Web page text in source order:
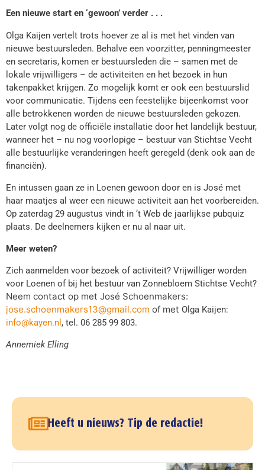
Een nieuwe start en ‘gewoon’ verder . . .
Olga Kaijen vertelt trots hoever ze al is met het vinden van
nieuwe bestuursleden. Behalve een voorzitter, penningmeester
en secretaris, komen er bestuursleden die – samen met de
lokale vrijwilligers – de activiteiten en het bezoek in hun
takenpakket krijgen. Zo mogelijk komt er ook een bestuurslid
voor communicatie. Tijdens een feestelijke bijeenkomst voor
alle betrokkenen worden de nieuwe bestuursleden gekozen.
Later volgt nog de officiële installatie door het landelijk bestuur,
wanneer het – nu nog voorlopige – bestuur van Stichtse Vecht
alle bestuurlijke veranderingen heeft geregeld (denk ook aan de
financiën).
En intussen gaan ze in Loenen gewoon door en is José met
haar maatjes al weer een nieuwe activiteit aan het voorbereiden.
Op zaterdag 29 augustus vindt in ‘t Web de jaarlijkse pubquiz
plaats. De deelnemers kijken er nu al naar uit.
Meer weten?
Zich aanmelden voor bezoek of activiteit? Vrijwilliger worden
voor Loenen of bij het bestuur van Zonnebloem Stichtse Vecht?
Neem contact op met José Schoenmakers:
jose.schoenmakers13@gmail.com of met Olga Kaijen:
info@kayen.nl , tel. 06 285 99 803.
Annemiek Elling
Heeft u nieuws? Tip de redactie!